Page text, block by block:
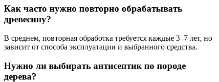
Как часто нужно повторно обрабатывать
древесину?
В среднем, повторная обработка требуется каждые 3–7 лет, но
зависит от способа эксплуатации и выбранного средства.
Нужно ли выбирать антисептик по породе
дерева?